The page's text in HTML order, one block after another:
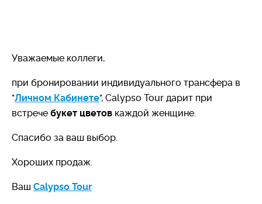
Уважаемые коллеги,
при бронировании индивидуального трансфера в
"Личном Кабинете", Calypso Tour дарит при
встрече букет цветов каждой женщине.
Спасибо за ваш выбор.
Хороших продаж.
Ваш Calypso Tour